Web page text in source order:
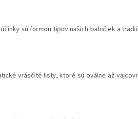
sú formou tipov našich babičiek a
vrásčité listy, ktoré sú oválne až